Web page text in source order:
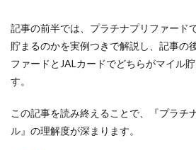
記事の前半では、プラチナプリファード
貯まるのかを実例つきで解説し、記事の
ファードとJALカードでどちらがマイル
す。
この記事を読み終えることで、『プラチ
ル』の理解度が深まります。